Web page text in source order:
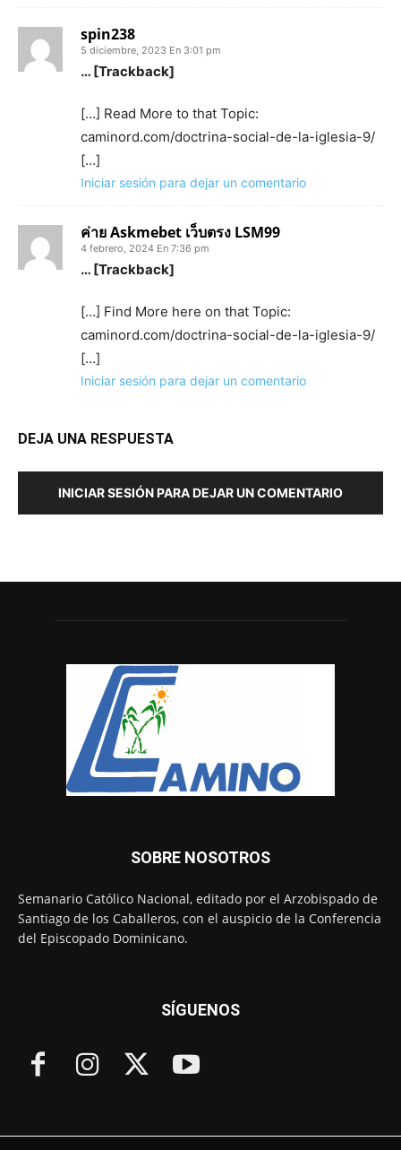
spin238
5 diciembre, 2023 En 3:01 pm
… [Trackback]
[…] Read More to that Topic:
caminord.com/doctrina-social-de-la-iglesia-9/
[…]
Iniciar sesión para dejar un comentario
ค่าย Askmebet เว็บตรง LSM99
4 febrero, 2024 En 7:36 pm
… [Trackback]
[…] Find More here on that Topic:
caminord.com/doctrina-social-de-la-iglesia-9/
[…]
Iniciar sesión para dejar un comentario
DEJA UNA RESPUESTA
INICIAR SESIÓN PARA DEJAR UN COMENTARIO
SOBRE NOSOTROS
Semanario Católico Nacional, editado por el Arzobispado de
Santiago de los Caballeros, con el auspicio de la Conferencia
del Episcopado Dominicano.
SÍGUENOS